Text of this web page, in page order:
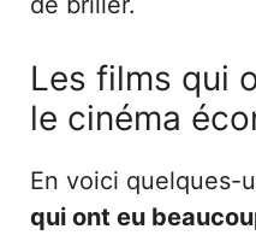
Les films qui
le cinéma
En voici quelques-
qui ont eu